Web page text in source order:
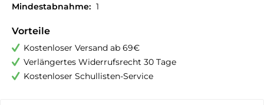
Mindestabnahme: 1
Vorteile
Kostenloser Versand ab 69€
Verlängertes Widerrufsrecht 30 Tage
Kostenloser Schullisten-Service